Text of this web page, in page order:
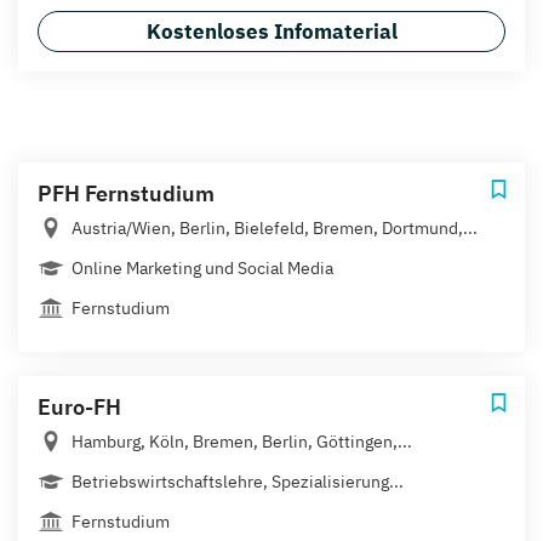
Kostenloses Infomaterial
PFH Fernstudium
Austria/Wien, Berlin, Bielefeld, Bremen, Dortmund,...
Online Marketing und Social Media
Fernstudium
Euro-FH
Hamburg, Köln, Bremen, Berlin, Göttingen,...
Betriebswirtschaftslehre, Spezialisierung...
Fernstudium